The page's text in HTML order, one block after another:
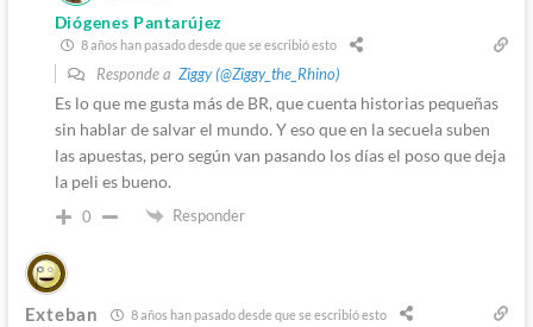
Diógenes Pantarújez
8 años han pasado desde que se escribió esto
Responde a Ziggy (@Ziggy_the_Rhino)
Es lo que me gusta más de BR, que cuenta historias pequeñas
sin hablar de salvar el mundo. Y eso que en la secuela suben
las apuestas, pero según van pasando los días el poso que deja
la peli es bueno.
0 Responder
Exteban 8 años han pasado desde que se escribió esto